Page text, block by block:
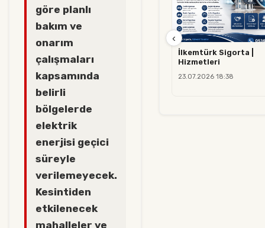
göre planlı
bakım ve
onarım
çalışmaları
kapsamında
belirli
bölgelerde
elektrik
enerjisi geçici
süreyle
verilemeyecek.
Kesintiden
etkilenecek
mahalleler ve
İlkemtürk Sigorta |
Hizmetleri
23.07.2026 18:38
‹